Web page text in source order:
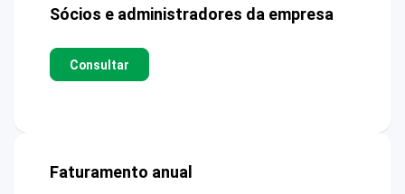
Sócios e administradores da empresa
Consultar
Faturamento anual